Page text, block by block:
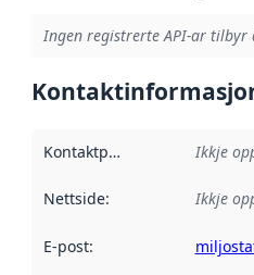
Ingen registrerte API-ar tilbyr
Kontaktpunkt Ikkje
Nettside: Ikkje
E-post: